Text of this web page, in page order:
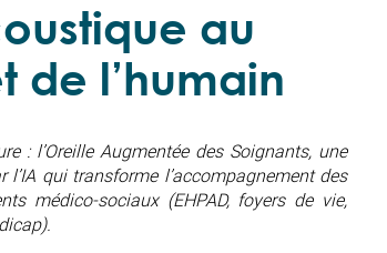
au
de l’humain
: l’Oreille Augmentée des Soignants, une
qui transforme l’accompagnement des
médico-sociaux (EHPAD, foyers de vie,